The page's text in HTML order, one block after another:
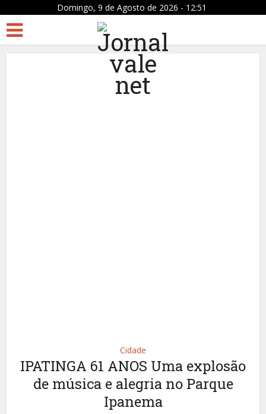
Domingo, 9 de Agosto de 2026 - 12:51
Cidade
IPATINGA 61 ANOS Uma explosão
de música e alegria no Parque
Ipanema